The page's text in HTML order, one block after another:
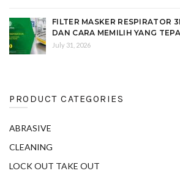
FILTER MASKER RESPIRATOR
DAN CARA MEMILIH YANG
July 31, 2026
PRODUCT CATEGORIES
ABRASIVE
CLEANING
LOCK OUT TAKE OUT